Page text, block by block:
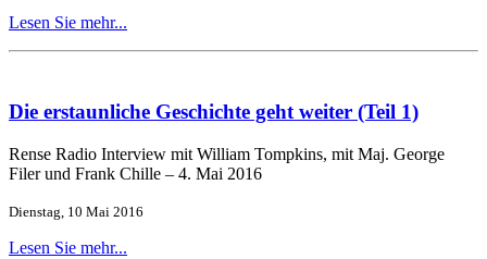
Lesen Sie mehr...
Die erstaunliche Geschichte geht weiter (Teil 1)
Rense Radio Interview mit William Tompkins, mit Maj. George
Filer und Frank Chille – 4. Mai 2016
Dienstag, 10 Mai 2016
Lesen Sie mehr...